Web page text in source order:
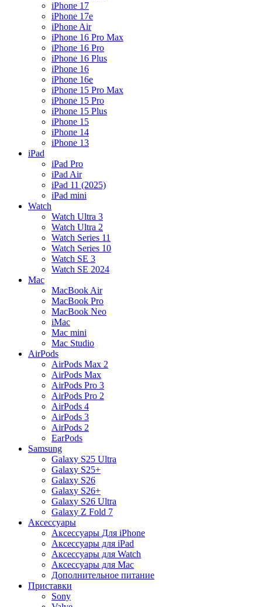
iPhone 17
iPhone 17e
iPhone Air
iPhone 16 Pro Max
iPhone 16 Pro
iPhone 16 Plus
iPhone 16
iPhone 16e
iPhone 15 Pro Max
iPhone 15 Pro
iPhone 15 Plus
iPhone 15
iPhone 14
iPhone 13
iPad
iPad Pro
iPad Air
iPad 11 (2025)
iPad mini
Watch
Watch Ultra 3
Watch Ultra 2
Watch Series 11
Watch Series 10
Watch SE 3
Watch SE 2024
Mac
MacBook Air
MacBook Pro
MacBook Neo
iMac
Mac mini
Mac Studio
AirPods
AirPods Max 2
AirPods Max
AirPods Pro 3
AirPods Pro 2
AirPods 4
AirPods 3
AirPods 2
EarPods
Samsung
Galaxy S25 Ultra
Galaxy S25+
Galaxy S26
Galaxy S26+
Galaxy S26 Ultra
Galaxy Z Fold 7
Аксессуары
Аксессуары Для iPhone
Аксессуары для iPad
Аксессуары для Watch
Аксессуары для Mac
Дополнительное питание
Приставки
Sony